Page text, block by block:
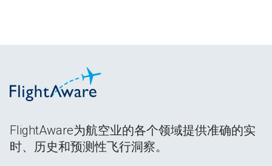
FlightAware为航空业的各个领域提供准确的实
时、历史和预测性飞行洞察。